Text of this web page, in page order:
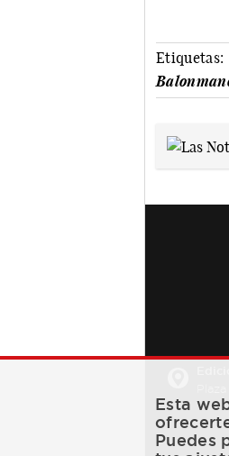
Etiquetas:
Esta
Puedes